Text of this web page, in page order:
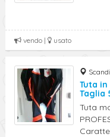
vendo | usato
Tuta
Taglia
Tuta